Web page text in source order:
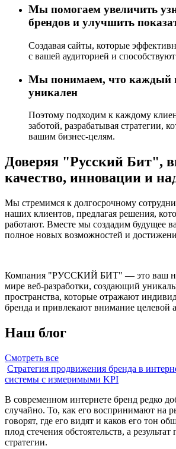
Мы помогаем увеличить
брендов и улучшить
Создавая сайты, которые
с вашей аудиторией и
Мы понимаем, что каждый
уникален
Поэтому подходим к каждому
заботой, разрабатывая стратегии,
вашим бизнес-целям.
Доверяя "Русский Бит",
качество, инновации и
Мы стремимся к долгосрочному
наших клиентов, предлагая решения,
работают. Вместе мы создадим будущее
полное новых возможностей и
Компания "РУССКИЙ БИТ" — это ваш
мире веб-разработки, создающий
пространства, которые отражают
бренда и привлекают внимание целевой
Наш блог
Смотреть все
Стратегия продвижения бренда в
системы с измеримыми KPI
В современном интернете бренд редко
случайно. То, как его воспринимают на
говорят, где его видят и каков его тон
плод стечения обстоятельств, а
стратегии.